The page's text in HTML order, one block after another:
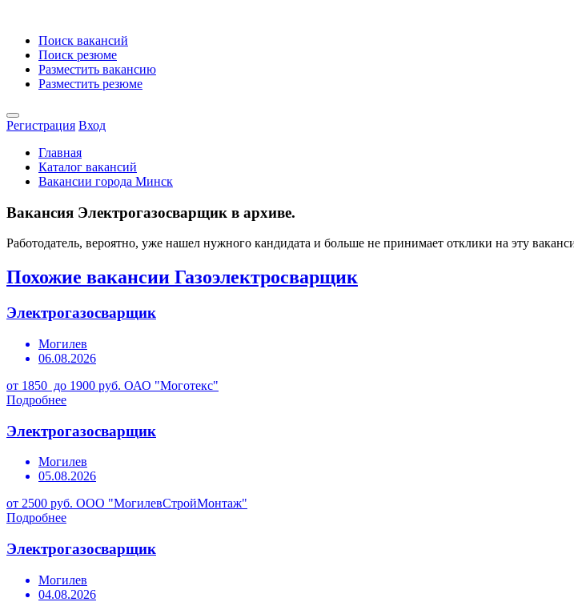
Поиск вакансий
Поиск резюме
Разместить вакансию
Разместить резюме
Регистрация Вход
Главная
Каталог вакансий
Вакансии города Минск
Вакансия Электрогазосварщик в архиве.
Работодатель, вероятно, уже нашел нужного кандидата и больше не принимает отклики на эту
Похожие вакансии Газоэлектросварщик
Электрогазосварщик
Могилев
06.08.2026
от 1850 до 1900 руб. ОАО "Моготекс"
Подробнее
Электрогазосварщик
Могилев
05.08.2026
от 2500 руб. ООО "МогилевСтройМонтаж"
Подробнее
Электрогазосварщик
Могилев
04.08.2026